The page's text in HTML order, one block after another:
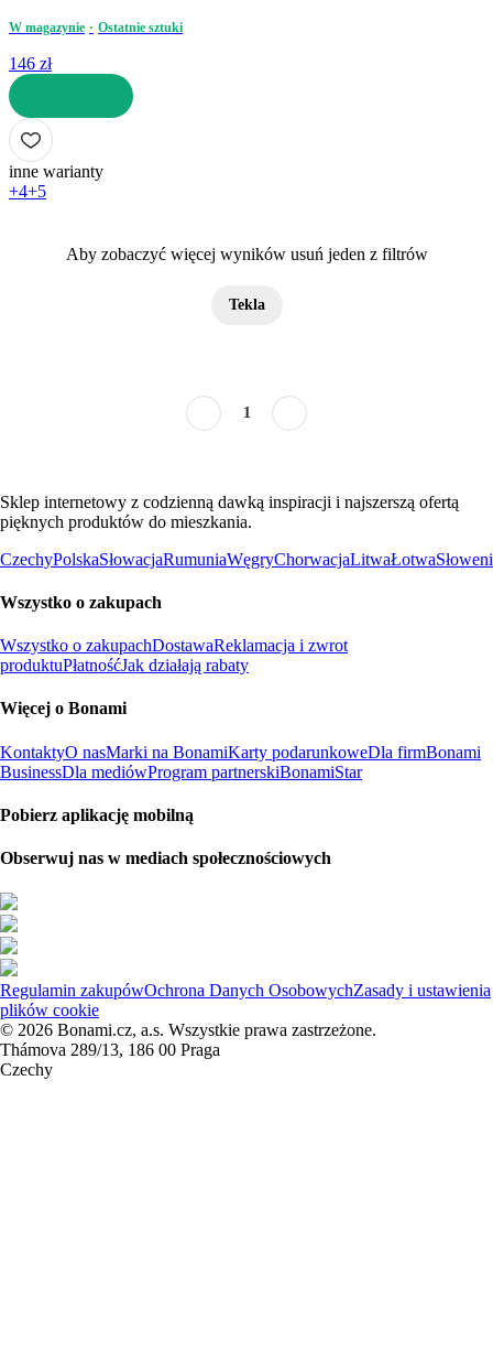
W magazynie Ostatnie sztuki
146 zł
DO KOSZYKA
inne warianty
+4+5
Aby zobaczyć więcej wyników usuń jeden z filtrów
Tekla
1
Sklep internetowy z codzienną dawką inspiracji i najszerszą ofertą
pięknych produktów do mieszkania.
CzechyPolskaSłowacjaRumuniaWęgryChorwacjaLitwaŁotwa
Wszystko o zakupach
Wszystko o zakupachDostawaReklamacja i zwrot
produktuPłatnośćJak działają rabaty
Więcej o Bonami
KontaktyO nasMarki na BonamiKarty podarunkoweDla firmBonami
BusinessDla mediówProgram partnerskiBonamiStar
Pobierz aplikację mobilną
Obserwuj nas w mediach społecznościowych
Regulamin zakupówOchrona Danych OsobowychZasady i ustawienia
plików cookie
© 2026 Bonami.cz, a.s. Wszystkie prawa zastrzeżone.
Thámova 289/13, 186 00 Praga
Czechy